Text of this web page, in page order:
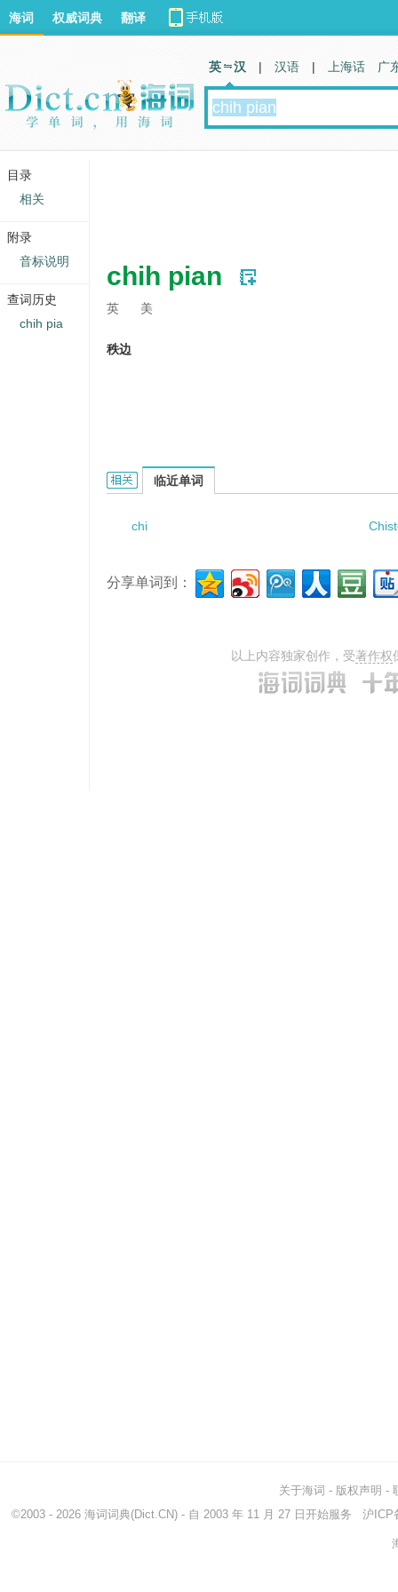
chih pian
英 美
秩边
chih pian的相关资料：
临近单词
chi
分享单词到：
以上内容独家创作，受著作权
海词 权威词典 翻译
英 汉 | 汉语 | 上海话 广
关于海词 - 版权声明 -
©2003 - 2026 海词词典(Dict.CN) - 自 2003 年 11 月 27 日开始服务 沪ICP
目录
相关
附录
音标说明
查词历史
chih pia